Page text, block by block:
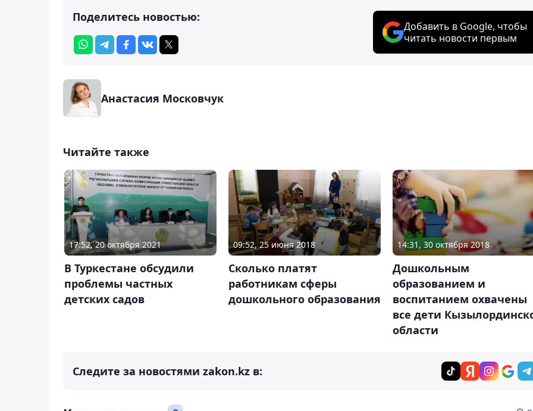
Поделитесь новостью:
Добавить в Google, чтобы
читать новости первым
Анастасия Московчук
Читайте также
17:52, 20 октября 2021
В Туркестане обсудили
проблемы частных
детских садов
09:52, 25 июня 2018
Сколько платят
работникам сферы
дошкольного образования
14:31, 30 октября 2018
Дошкольным
образованием и
воспитанием охвачены
все дети
области
Следите за новостями zakon.kz в: